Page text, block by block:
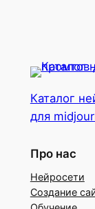
Каталог
для
Про нас
Нейросети
Создание